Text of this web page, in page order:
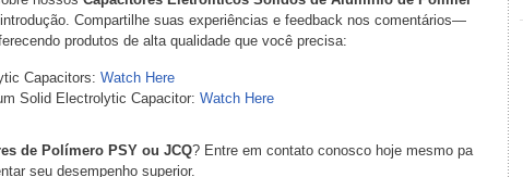
Compartilhe suas experiências e feedback nos comentários—
produtos de alta qualidade que você precisa:
Capacitors: Watch Here
Solid Electrolytic Capacitor: Watch Here
de Polímero PSY ou JCQ? Entre em contato conosco hoje mesmo pa
seu desempenho superior.